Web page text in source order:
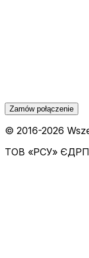
Zamów połączenie
© 2016-2026
ТОВ «РСУ»